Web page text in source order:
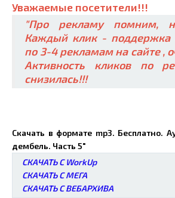
Уважаемые посетители!!!
"Про рекламу помним,
Каждый клик - поддержка
по 3-4 рекламам на сайте ,
Активность кликов по
снизилась!!!
Скачать в формате mp3. Бесплатно.
дембель. Часть 5"
СКАЧАТЬ С WorkUp
СКАЧАТЬ С МЕГА
СКАЧАТЬ С ВЕБАРХИВА